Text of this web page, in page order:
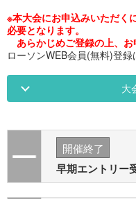
※本大会にお申込みいただく
必要となります。
あらかじめご登録の上、お
ローソンWEB会員(無料)登録
大
開催終了
早期エントリー